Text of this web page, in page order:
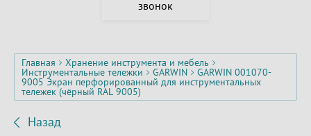
звонок
Главная Хранение инструмента и мебель
Инструментальные тележки GARWIN GARWIN 001070-
9005 Экран перфорированный для инструментальных
тележек (чёрный RAL 9005)
Назад